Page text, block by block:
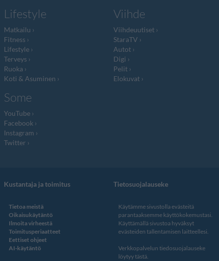
Lifestyle
Matkailu
Fitness
Lifestyle
Terveys
Ruoka
Koti & Asuminen
Viihde
Viihdeuutiset
StaraTV
Autot
Digi
Pelit
Elokuvat
Some
YouTube
Facebook
Instagram
Twitter
Kustantaja ja toimitus
Tietoa meistä
Oikaisukäytäntö
Ilmoita virheestä
Toimitusperiaatteet
Eettiset ohjeet
AI-käytäntö
Tietosuojalauseke
Käytämme sivustolla evästeitä
parantaaksemme käyttökokemustasi.
Käyttämällä sivustoa hyväksyt
evästeiden tallentamisen laitteellesi.
Verkkopalvelun tiedosuojalauseke
löytyy tästä.